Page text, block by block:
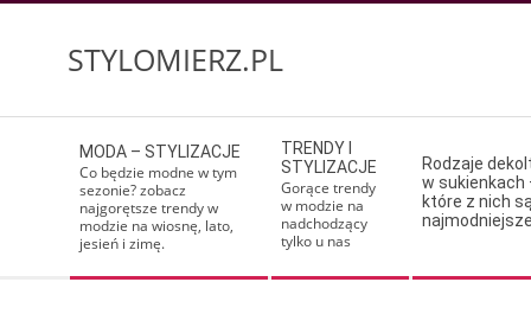
STYLOMIERZ.PL
Navigation
Menu
MODA – STYLIZACJE
Co będzie modne w tym
sezonie? zobacz
najgorętsze trendy w
modzie na wiosnę, lato,
jesień i zimę.
TRENDY I
STYLIZACJE
Gorące trendy
w modzie na
nadchodzący
tylko u nas
Rodzaje
w sukienkach
które z nich